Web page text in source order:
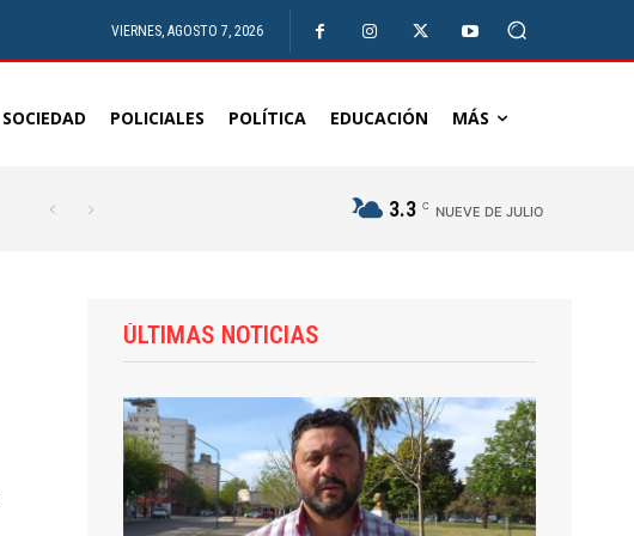
VIERNES, AGOSTO 7, 2026
SOCIEDAD POLICIALES POLÍTICA EDUCACIÓN MÁS
3.3 C NUEVE DE JULIO
ÚLTIMAS NOTICIAS